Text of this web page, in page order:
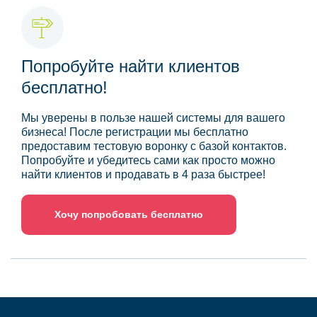
Попробуйте найти клиентов
бесплатно!
Мы уверены в пользе нашей системы для вашего
бизнеса! После регистрации мы бесплатно
предоставим тестовую воронку с базой контактов.
Попробуйте и убедитесь сами как просто можно
найти клиентов и продавать в 4 раза быстрее!
Хочу попробовать бесплатно